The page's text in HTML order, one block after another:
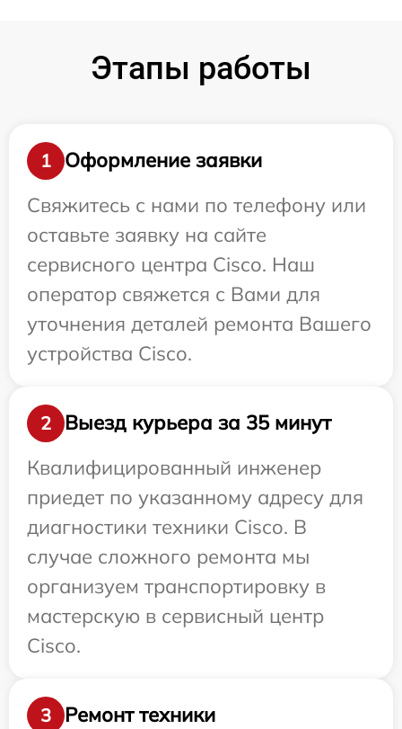
Этапы работы
1
Оформление заявки
Свяжитесь с нами по телефону или
оставьте заявку на сайте
сервисного центра Cisco. Наш
оператор свяжется с Вами для
уточнения деталей ремонта Вашего
устройства Cisco.
2
Выезд курьера за 35 минут
Квалифицированный инженер
приедет по указанному адресу для
диагностики техники Cisco. В
случае сложного ремонта мы
организуем транспортировку в
мастерскую в сервисный центр
Cisco.
3 Ремонт техники